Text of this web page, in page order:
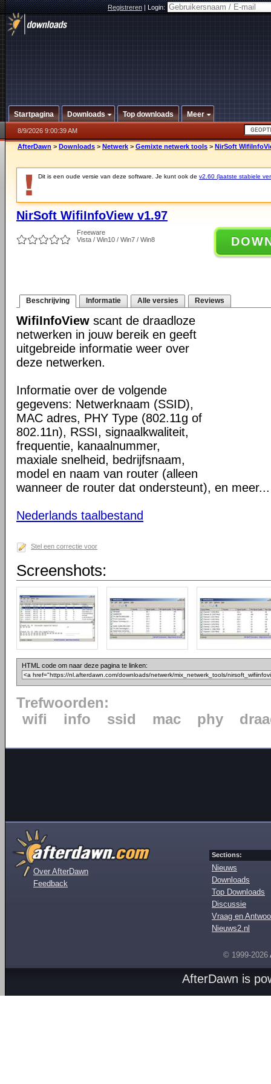
Registreren|Login:
Startpagina Downloads Top downloads Meer
8/9/2026 9:00:39 AM
AfterDawn > Downloads > Netwerk > Gemixte netwerk tools > NirSoft
Dit is een oude versie van deze software. Je kunt ook de v2.60 (laatste stabiele
NirSoft WifiInfoView v1.97
Freeware
Vista / Win10 / Win7 / Win8
Beschrijving Informatie Alle versies Reviews
WifiInfoView scant de draadloze
netwerken in jouw bereik en geeft
uitgebreide informatie weer over
deze netwerken.
Informatie over de volgende
gegevens: Netwerknaam (SSID),
MAC adres, PHY Type (802.11g of
802.11n), RSSI, signaalkwaliteit,
frequentie, kanaalnummer,
maxiale snelheid, bedrijfsnaam,
model en naam van router (alleen
wanneer de router dat ondersteunt), en meer...
Nederlands taalbestand
Stel een correctie voor
Screenshots:
HTML code om naar deze pagina te linken:
Trefwoorden:
wifi
info ssid mac phy
Over AfterDawn
Feedback
Sections:
Nieuws
Downloads
Top Downloads
Discussie
Vraag en
Nieuws2.nl
© 1999-2026
AfterDawn is